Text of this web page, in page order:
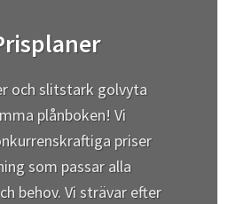
och slitstark golvyta
plånboken! Vi
priser
som passar alla
behov. Vi strävar efter